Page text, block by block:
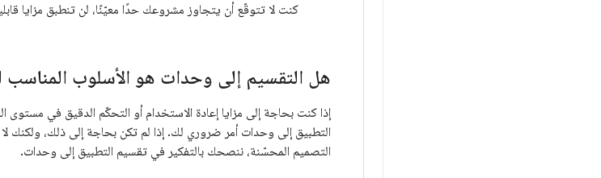
كنت لا تتوقّع أن يتجاوز مشروعك حدًا معيّنًا، لن تنطبق مزايا
هل التقسيم إلى وحدات هو الأسلوب المناسب
إذا كنت بحاجة إلى مزايا إعادة الاستخدام أو التحكّم الدقيق في مستوى
التطبيق إلى وحدات أمر ضروري لك. إذا لم تكن بحاجة إلى ذلك، ولكنك لا
التصميم المحسّنة، ننصحك بالتفكير في تقسيم التطبيق إلى وحدات.